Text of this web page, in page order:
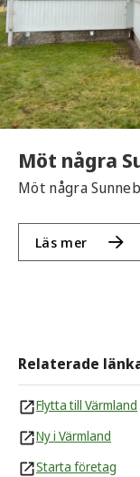
Möt några
Möt några
Läs mer
Relaterade
Flytta till Värmland
Ny i Värmland
Starta företag